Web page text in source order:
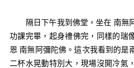
隔日下午我到佛堂，坐在 南無
功課完畢，起身禮佛完，同樣的瑞
恩 南無阿彌陀佛。這次我看到的是
二杯水晃動特別大，現場沒開冷氣